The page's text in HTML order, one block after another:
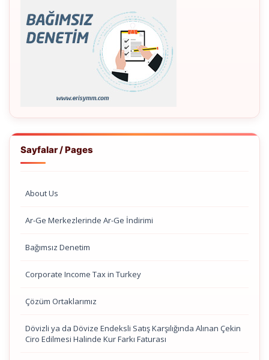
Sayfalar / Pages
About Us
Ar-Ge Merkezlerinde Ar-Ge İndirimi
Bağımsız Denetim
Corporate Income Tax in Turkey
Çözüm Ortaklarımız
Dövizli ya da Dövize Endeksli Satış Karşılığında Alınan Çekin
Ciro Edilmesi Halinde Kur Farkı Faturası